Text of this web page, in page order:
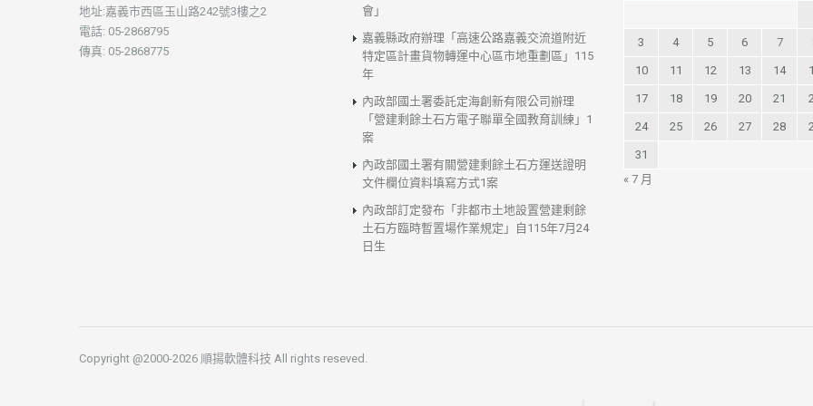
地址:嘉義市西區玉山路242號3樓之2
電話: 05-2868795
傳真: 05-2868775
會」
嘉義縣政府辦理「高速公路嘉義交流道附近
特定區計畫貨物轉運中心區市地重劃區」115
年
內政部國土署委託定海創新有限公司辦理
「營建剩餘土石方電子聯單全國教育訓練」1
案
內政部國土署有關營建剩餘土石方運送證明
文件欄位資料填寫方式1案
內政部訂定發布「非都市土地設置營建剩餘
土石方臨時暫置場作業規定」自115年7月24
日生
3 4 5 6 7
10 11 12 13 14
17 18 19 20 21
24 25 26 27 28
31
« 7 月
Copyright @2000-2026 順揚軟體科技 All rights reseved.